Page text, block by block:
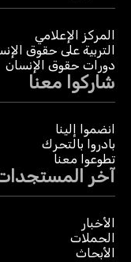
المركز الإعلامي
التربية على حقوق
دورات حقوق الإنسان
شاركوا معنا
انضموا إلينا
بادروا بالتحرك
تطوعوا معنا
آخر
الأخبار
الحملات
الأبحاث